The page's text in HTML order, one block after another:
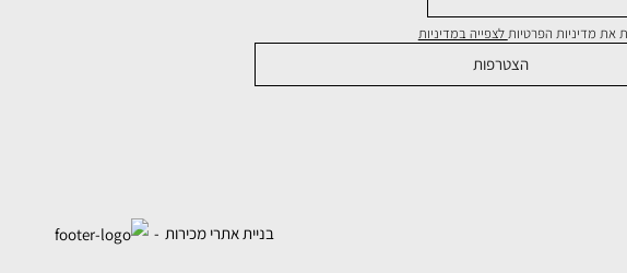
את מדיניות הפרטיותלצפייה במדיניות
בניית אתרי מכירות